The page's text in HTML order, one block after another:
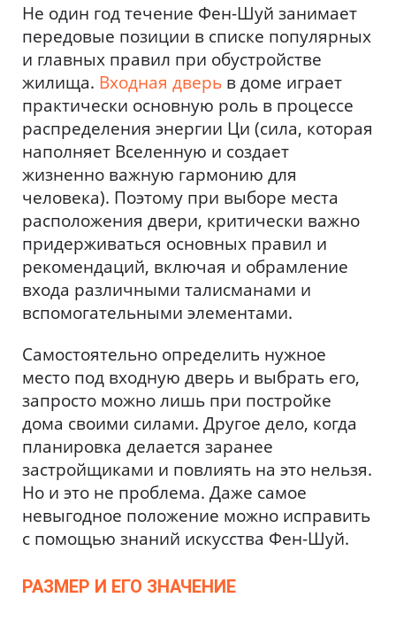
Не один год течение Фен-Шуй занимает
передовые позиции в списке популярных
и главных правил при обустройстве
жилища. Входная дверь в доме играет
практически основную роль в процессе
распределения энергии Ци (сила, которая
наполняет Вселенную и создает
жизненно важную гармонию для
человека). Поэтому при выборе места
расположения двери, критически важно
придерживаться основных правил и
рекомендаций, включая и обрамление
входа различными талисманами и
вспомогательными элементами.
Самостоятельно определить нужное
место под входную дверь и выбрать его,
запросто можно лишь при постройке
дома своими силами. Другое дело, когда
планировка делается заранее
застройщиками и повлиять на это нельзя.
Но и это не проблема. Даже самое
невыгодное положение можно исправить
с помощью знаний искусства Фен-Шуй.
РАЗМЕР И ЕГО ЗНАЧЕНИЕ